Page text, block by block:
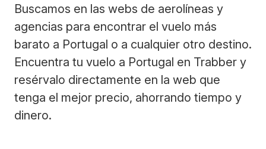
Buscamos en las webs de aerolíneas y
agencias para encontrar el vuelo más
barato a Portugal o a cualquier otro destino.
Encuentra tu vuelo a Portugal en Trabber y
resérvalo directamente en la web que
tenga el mejor precio, ahorrando tiempo y
dinero.